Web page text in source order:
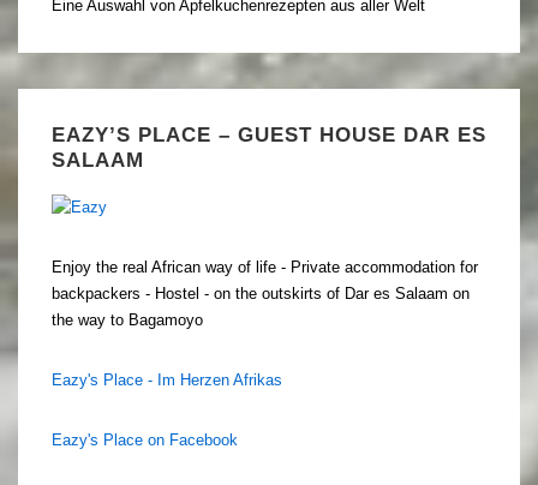
Eine Auswahl von Apfelkuchenrezepten aus aller Welt
EAZY’S PLACE – GUEST HOUSE DAR ES
SALAAM
Enjoy the real African way of life - Private accommodation for
backpackers - Hostel - on the outskirts of Dar es Salaam on
the way to Bagamoyo
Eazy's Place - Im Herzen Afrikas
Eazy's Place on Facebook